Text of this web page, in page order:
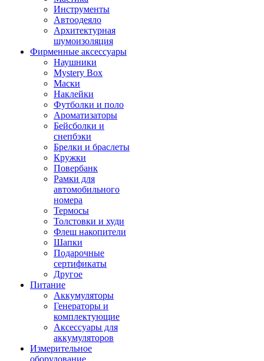
Инструменты
Автоодеяло
Архитектурная
шумоизоляция
Фирменные аксессуары
Наушники
Mystery Box
Маски
Наклейки
Футболки и поло
Ароматизаторы
Бейсболки и
снепбэки
Брелки и браслеты
Кружки
Повербанк
Рамки для
автомобильного
номера
Термосы
Толстовки и худи
Флеш накопители
Шапки
Подарочные
сертификаты
Другое
Питание
Аккумуляторы
Генераторы и
комплектующие
Аксессуары для
аккумуляторов
Измерительное
оборудование